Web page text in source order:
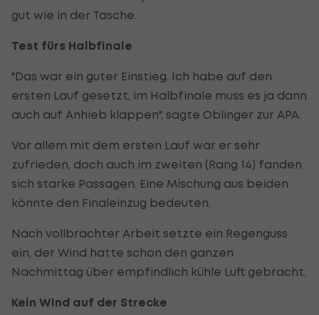
gut wie in der Tasche.
Test fürs Halbfinale
"Das war ein guter Einstieg. Ich habe auf den
ersten Lauf gesetzt, im Halbfinale muss es ja dann
auch auf Anhieb klappen", sagte Oblinger zur APA.
Vor allem mit dem ersten Lauf war er sehr
zufrieden, doch auch im zweiten (Rang 14) fanden
sich starke Passagen. Eine Mischung aus beiden
könnte den Finaleinzug bedeuten.
Nach vollbrachter Arbeit setzte ein Regenguss
ein, der Wind hatte schon den ganzen
Nachmittag über empfindlich kühle Luft gebracht.
Kein Wind auf der Strecke